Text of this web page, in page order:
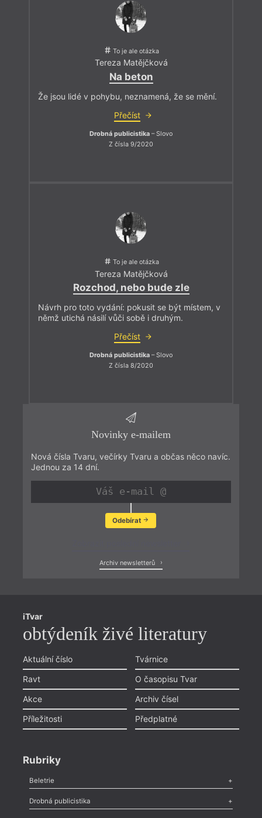
To je ale otázka
Tereza Matějčková
Na beton
Že jsou lidé v pohybu, neznamená, že se mění.
Přečíst
Drobná publicistika – Slovo
Z čísla 9/2020
To je ale otázka
Tereza Matějčková
Rozchod, nebo bude zle
Návrh pro toto vydání: pokusit se být místem, v
němž utichá násilí vůči sobě i druhým.
Přečíst
Drobná publicistika – Slovo
Z čísla 8/2020
Novinky e-mailem
Nová čísla Tvaru, večírky Tvaru a občas něco navíc.
Jednou za 14 dní.
Odebírat
Archiv newsletterů
iTvar
obtýdeník živé literatury
Aktuální číslo
Ravt
Akce
Příležitosti
Tvárnice
O časopisu Tvar
Archiv čísel
Předplatné
Rubriky
Beletrie
Poezie,Próza,Dokumenty
Drobná publicistika